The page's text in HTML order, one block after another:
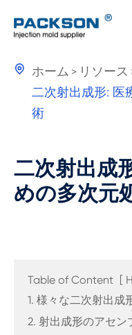
 ホーム リソース
二次射出成形: 医
術
二次射出成
めの多次元
Table of Content [
1. 様々な二次射出成
2. 射出成形のアセン